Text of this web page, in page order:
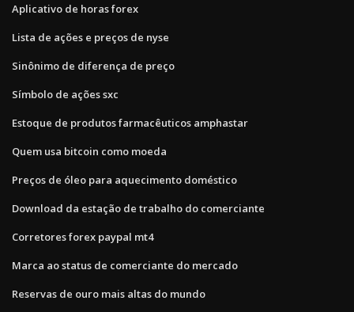
Aplicativo de horas forex
Lista de ações e preços de nyse
Sinônimo de diferença de preço
Símbolo de ações sxc
Estoque de produtos farmacêuticos amphastar
Quem usa bitcoin como moeda
Preços de óleo para aquecimento doméstico
Download da estação de trabalho do comerciante
Corretores forex paypal mt4
Marca ao status de comerciante do mercado
Reservas de ouro mais altas do mundo